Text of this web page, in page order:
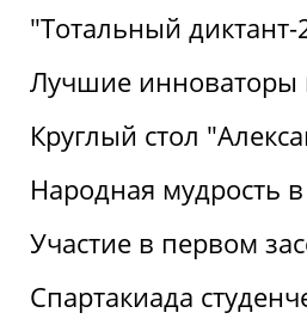
"Тотальный диктант-
Лучшие инноваторы
Круглый стол
Народная мудрость
Участие в первом
Спартакиада